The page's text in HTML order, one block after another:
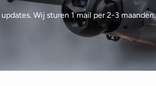
Wij sturen 1 mail per 2-3 maanden.